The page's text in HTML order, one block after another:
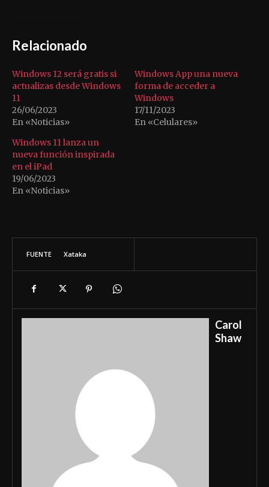
Relacionado
Windows 12 será gratis si
actualizas desde Windows
11
26/06/2023
En «Noticias»
Windows App una nueva
forma de acceder a
Windows
17/11/2023
En «Celulares»
Windows 11 lanza un
nueva función inspirada
en el iPad
19/06/2023
En «Noticias»
FUENTE Xataka
Carol
Shaw